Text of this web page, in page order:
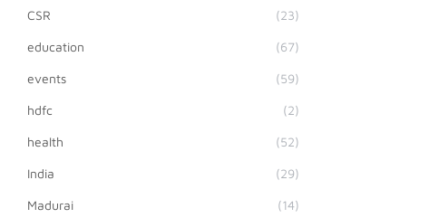
CSR (23)
education (67)
events (59)
hdfc (2)
health (52)
India (29)
Madurai (14)